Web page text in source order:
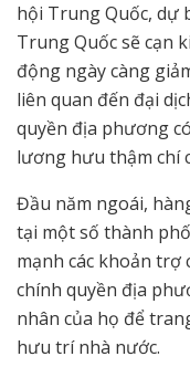
hội Trung Quốc, dự
Trung Quốc sẽ cạn
động ngày càng
liên quan đến đại
quyền địa phương
lương hưu thậm chí
Đầu năm ngoái,
tại một số thành
mạnh các khoản trợ
chính quyền địa
nhân của họ để
hưu trí nhà nước.